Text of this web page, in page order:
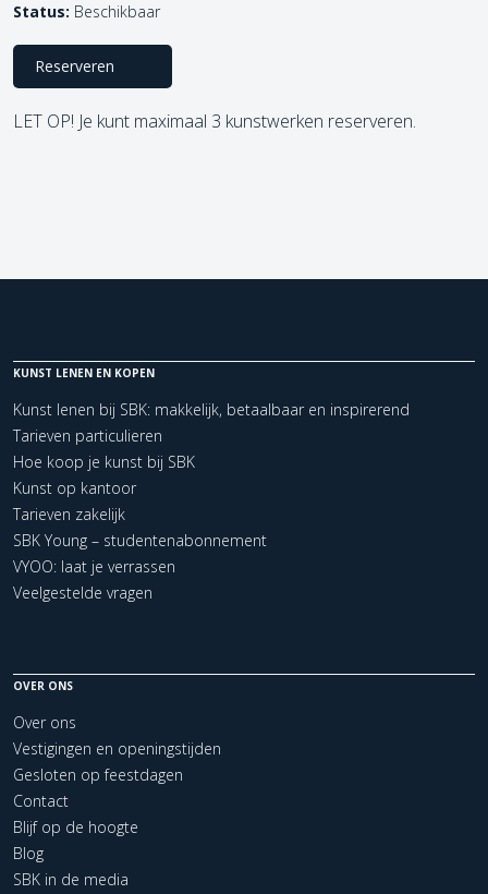
Status: Beschikbaar
Reserveren
LET OP! Je kunt maximaal 3 kunstwerken reserveren.
KUNST LENEN EN KOPEN
Kunst lenen bij SBK: makkelijk, betaalbaar en inspirerend
Tarieven particulieren
Hoe koop je kunst bij SBK
Kunst op kantoor
Tarieven zakelijk
SBK Young – studentenabonnement
VYOO: laat je verrassen
Veelgestelde vragen
OVER ONS
Over ons
Vestigingen en openingstijden
Gesloten op feestdagen
Contact
Blijf op de hoogte
Blog
SBK in de media